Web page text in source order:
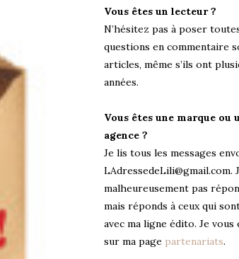
Vous êtes un lecteur ?
N’hésitez pas à poser
questions en commentaire
articles, même s’ils ont
années.
Vous êtes une marque ou
agence ?
Je lis tous les messages
LAdressedeLili@gmail.com.
malheureusement pas
mais réponds à ceux qui
avec ma ligne édito. Je vous
sur ma page partenariats.